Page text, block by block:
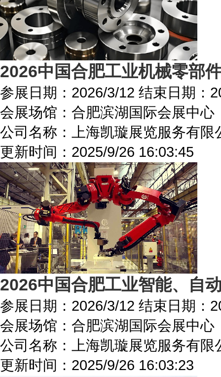
2026中国合肥工业机械零部
参展日期： 2026/3/12 结束日期：
会展场馆： 合肥滨湖国际会展中心
公司名称：上海凯璇展览服务有限
更新时间： 2025/9/26 16:03:45
2026中国合肥工业智能、自
参展日期： 2026/3/12 结束日期：
会展场馆： 合肥滨湖国际会展中心
公司名称：上海凯璇展览服务有限
更新时间： 2025/9/26 16:03:23